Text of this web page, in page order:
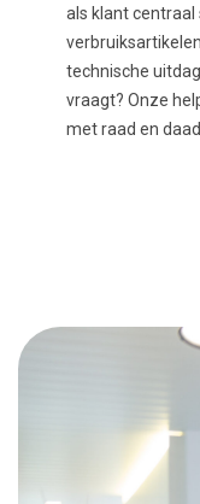
als klant centraal
technische
vraagt? Onze
met raad en daad.